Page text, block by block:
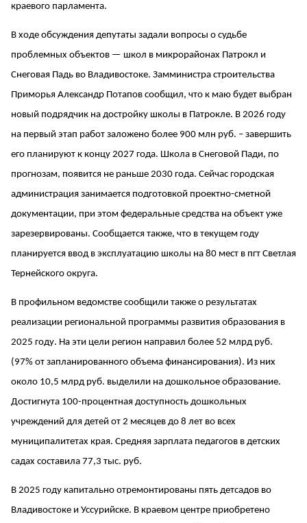
краевого парламента.
В ходе обсуждения депутаты задали вопросы о судьбе
проблемных объектов — школ в микрорайонах Патрокл и
Снеговая Падь во Владивостоке. Замминистра строительства
Приморья Александр Потапов сообщил, что к маю будет выбран
новый подрядчик на достройку школы в Патрокле. В 2026 году
на первый этап работ заложено более 900 млн руб. – завершить
его планируют к концу 2027 года. Школа в Снеговой Пади, по
прогнозам, появится не раньше 2030 года. Сейчас городская
администрация занимается подготовкой проектно-сметной
документации, при этом федеральные средства на объект уже
зарезервированы. Сообщается также, что в текущем году
планируется ввод в эксплуатацию школы на 80 мест в пгт Светлая
Тернейского округа.
В профильном ведомстве сообщили также о результатах
реализации региональной программы развития образования в
2025 году. На эти цели регион направил более 52 млрд руб.
(97% от запланированного объема финансирования). Из них
около 10,5 млрд руб. выделили на дошкольное образование.
Достигнута 100-процентная доступность дошкольных
учреждений для детей от 2 месяцев до 8 лет во всех
муниципалитетах края. Средняя зарплата педагогов в детских
садах составила 77,3 тыс. руб.
В 2025 году капитально отремонтированы пять детсадов во
Владивостоке и Уссурийске. В краевом центре приобретено